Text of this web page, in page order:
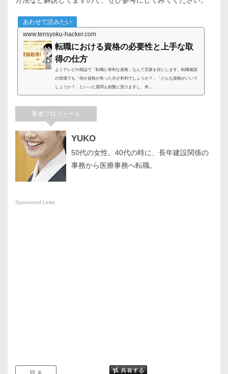
www.tensyoku-hacker.com
あわせて読みたい
転職における資格の必要性と上手な取
得の仕方
よくテレビや雑誌で「転職に有利な資格」なんて言葉を目にします。転職相談
の現場でも「何か資格が有った方が有利でしょうか？」「どんな資格がいいで
しょうか？」といった質問も頻繁に受けますし、求...
著者プロフィール
YUKO
50代の女性。40代の時に、長年建設関係の
事務から医療事務へ転職。
Sponsored Links